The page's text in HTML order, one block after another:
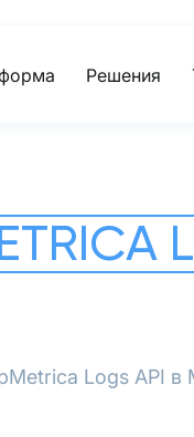
Решения
Logs API в